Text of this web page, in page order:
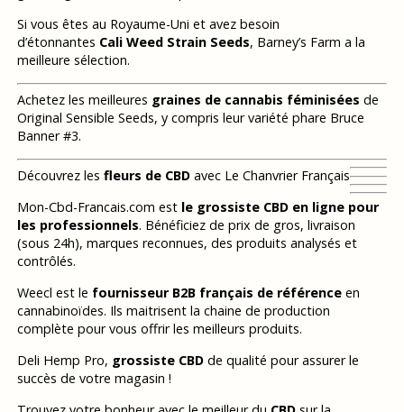
Si vous êtes au Royaume-Uni et avez besoin
d’étonnantes Cali Weed Strain Seeds, Barney’s Farm a la
meilleure sélection.
Achetez les meilleures graines de cannabis féminisées de
Original Sensible Seeds, y compris leur variété phare Bruce
Banner #3.
Découvrez les fleurs de CBDavec Le Chanvrier Français
Mon-Cbd-Francais.com est le grossiste CBD en ligne pour
les professionnels. Bénéficiez de prix de gros, livraison
(sous 24h), marques reconnues, des produits analysés et
contrôlés.
Weecl est le fournisseur B2B français de référenceen
cannabinoïdes. Ils maitrisent la chaine de production
complète pour vous offrir les meilleurs produits.
Deli Hemp Pro, grossiste CBDde qualité pour assurer le
succès de votre magasin !